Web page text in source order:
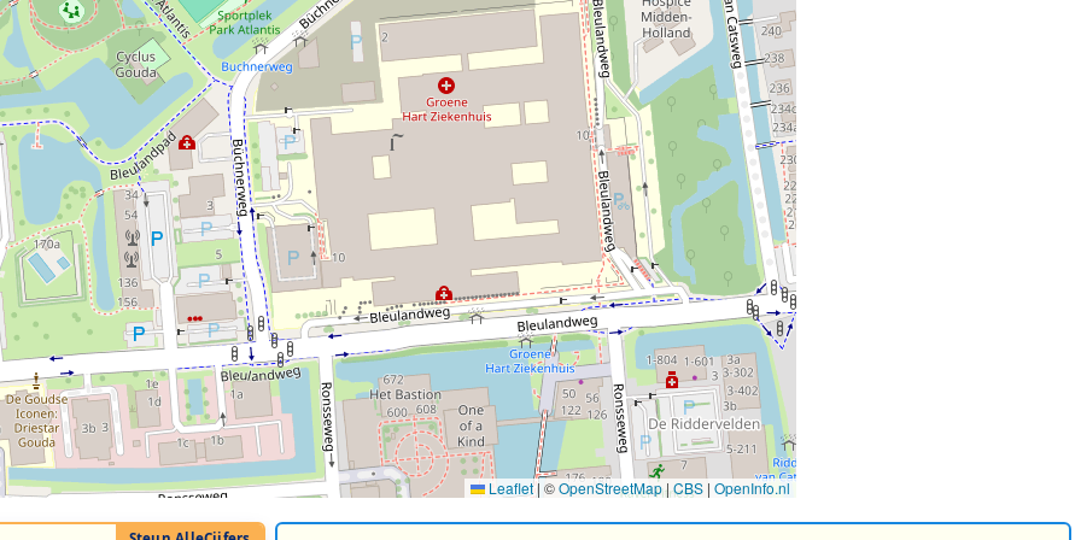
Leaflet| ©OpenStreetMap|CBS | OpenInfo.nl